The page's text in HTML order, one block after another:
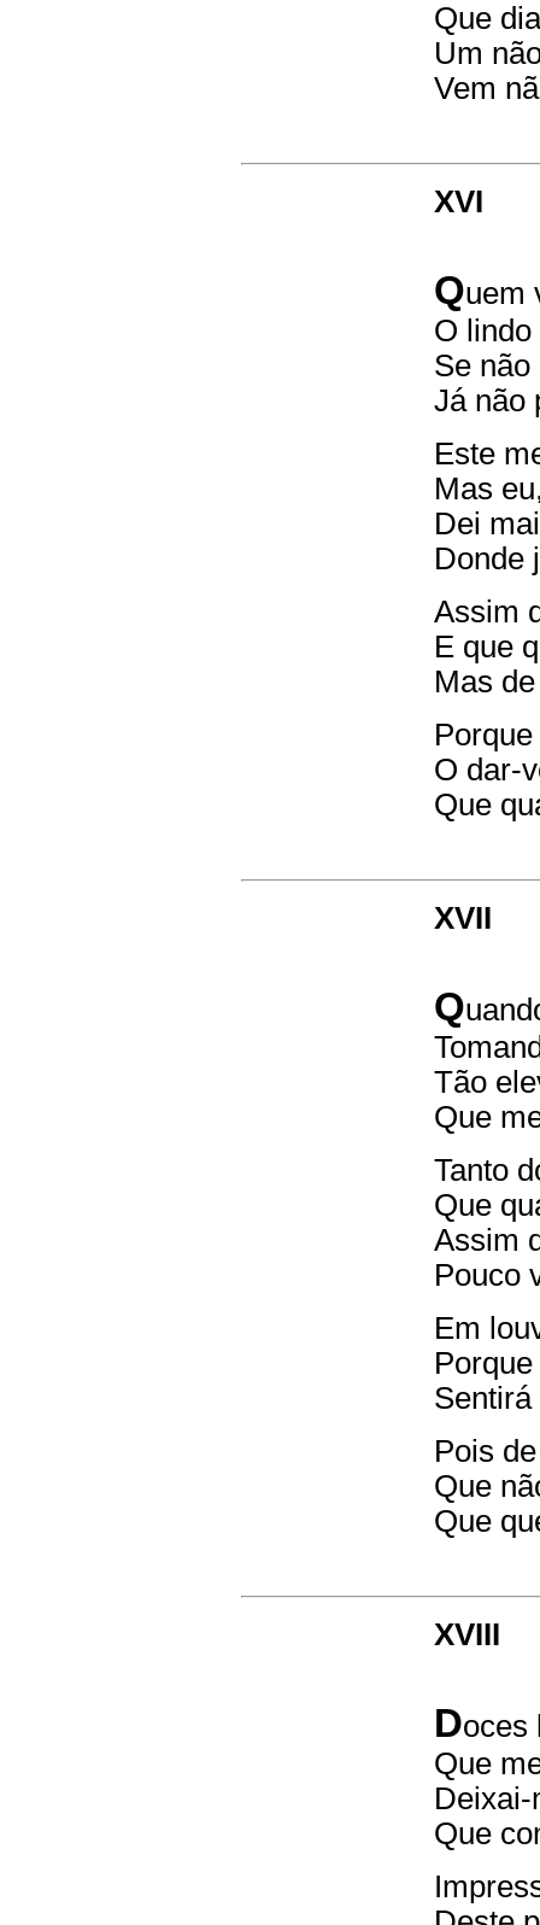
Que
Um
Vem
XVI
Quem
O
Se
Já não
Este
Mas
Dei
Donde
Assim
E que
Mas
O dar-
Que
XVII
Q
Tão
Que
Tanto
Que
Assim
Pouco
Em
Sentirá
Pois
Que
Que
XVIII
Doces
Que
Que